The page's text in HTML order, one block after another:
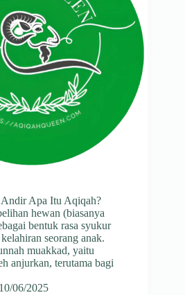
Apa Itu Aqiqah?
hewan (biasanya
bentuk rasa syukur
seorang anak.
muakkad, yaitu
anjurkan, terutama bagi
10/06/2025